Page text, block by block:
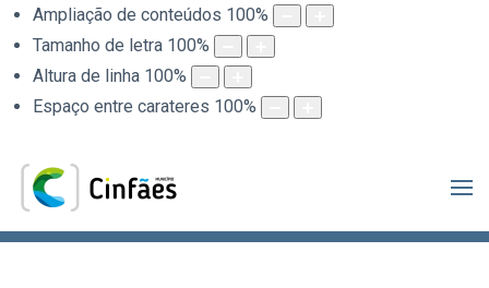
Ampliação de conteúdos 100%
Tamanho de letra 100%
Altura de linha 100%
Espaço entre carateres 100%
.